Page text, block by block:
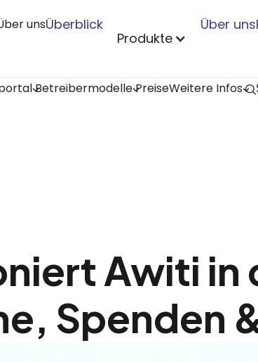
unsÜberblick
Produkte
Über uns
BetreibermodellePreiseWeitere Infos
Awiti in
Spenden